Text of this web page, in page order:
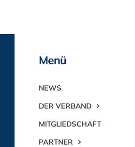
Menü
NEWS
DER VERBAND
MITGLIEDSCHAFT
PARTNER